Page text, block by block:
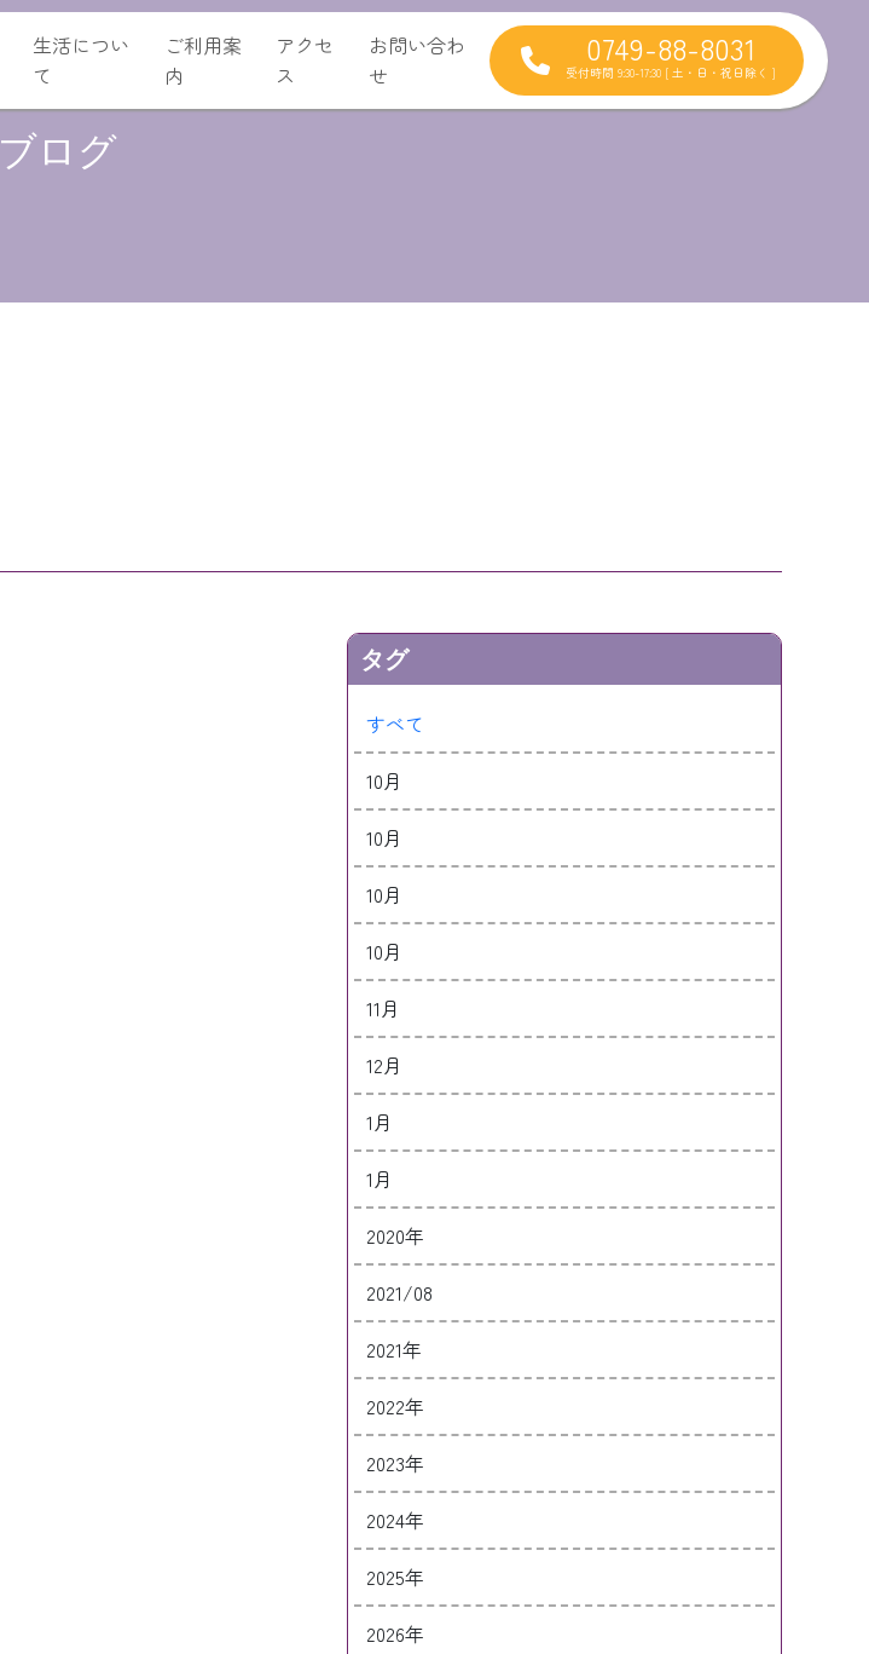
生活につい
て
ご利用案
内
アクセ
ス
お問い合わ
せ
0749-88-8031
受付時間 9:30-17:30 [ 土・日・祝日除く ]
ブログ
タグ
すべて
10月
10月
10月
10月
11月
12月
1月
1月
2020年
2021/08
2021年
2022年
2023年
2024年
2025年
2026年